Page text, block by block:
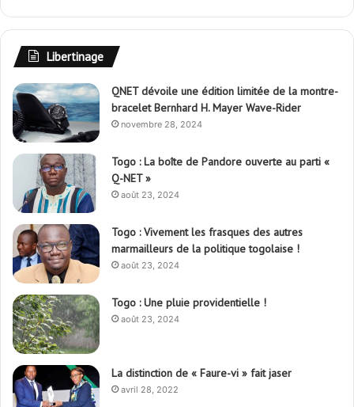
Libertinage
QNET dévoile une édition limitée de la montre-
bracelet Bernhard H. Mayer Wave-Rider
novembre 28, 2024
Togo : La boîte de Pandore ouverte au parti «
Q-NET »
août 23, 2024
Togo : Vivement les frasques des autres
marmailleurs de la politique togolaise !
août 23, 2024
Togo : Une pluie providentielle !
août 23, 2024
La distinction de « Faure-vi » fait jaser
avril 28, 2022